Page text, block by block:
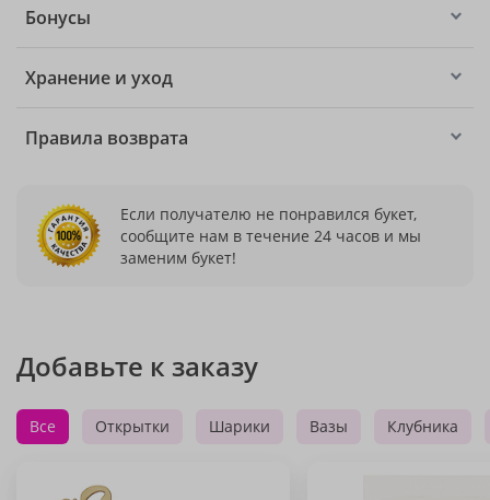
Бонусы
Хранение и уход
Правила возврата
Если получателю не понравился букет,
сообщите нам в течение 24 часов и мы
заменим букет!
Добавьте к заказу
Все Открытки Шарики Вазы Клубника